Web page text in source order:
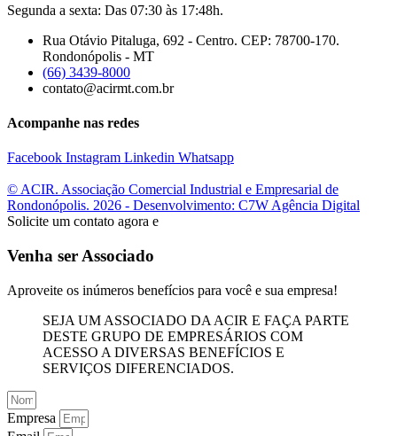
Segunda a sexta: Das 07:30 às 17:48h.
Rua Otávio Pitaluga, 692 - Centro. CEP: 78700-170.
Rondonópolis - MT
(66) 3439-8000
contato@acirmt.com.br
Acompanhe nas redes
Facebook Instagram Linkedin Whatsapp
© ACIR. Associação Comercial Industrial e Empresarial de
Rondonópolis. 2026 - Desenvolvimento: C7W Agência Digital
Solicite um contato agora e
Venha ser Associado
Aproveite os inúmeros benefícios para você e sua empresa!
SEJA UM ASSOCIADO DA ACIR E FAÇA PARTE
DESTE GRUPO DE EMPRESÁRIOS COM
ACESSO A DIVERSAS BENEFÍCIOS E
SERVIÇOS DIFERENCIADOS.
Empresa